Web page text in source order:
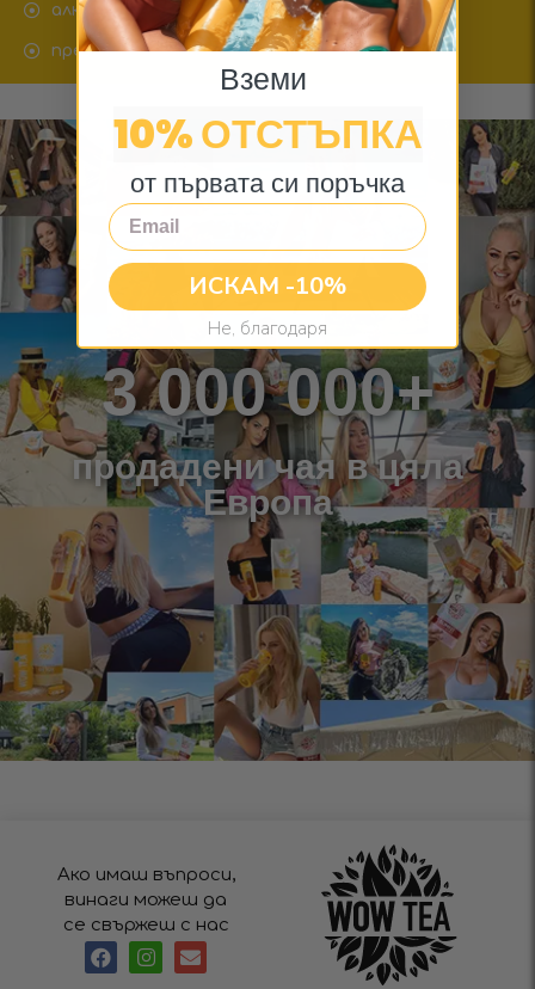
алкализиращ ефект
пречиства кожата
3 000 000+
продадени чая в цяла
Европа
Ако имаш въпроси,
винаги можеш да
се свържеш с нас
Вземи
10% ОТСТЪПКА
от първата си поръчка
Email
ИСКАМ -10%
Не, благодаря